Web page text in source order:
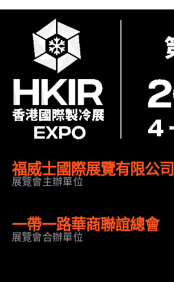
福威士國際展覽有限公司
展覽會主辦單位
一帶一路華商聯誼總會
展覽會合辦單位